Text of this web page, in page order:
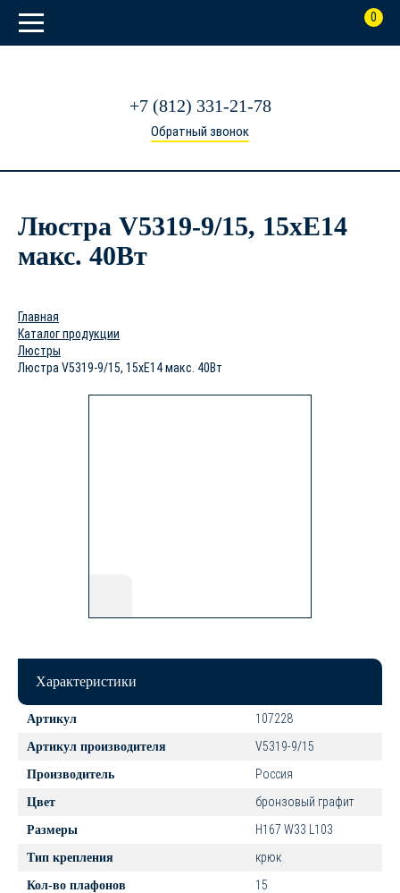
0
+7 (812) 331-21-78
Обратный звонок
Люстра V5319-9/15, 15xE14
макс. 40Вт
Главная
Каталог продукции
Люстры
Люстра V5319-9/15, 15xE14 макс. 40Вт
Характеристики
Артикул 107228
Артикул производителя V5319-9/15
Производитель Россия
Цвет бронзовый графит
Размеры H167 W33 L103
Тип крепления крюк
Кол-во плафонов 15